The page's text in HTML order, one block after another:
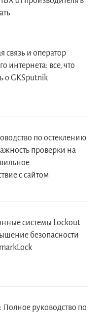
связь и оператор
интернета: все, что
о GKSputnik
по остеклению
проверки на
с сайтом
системы Lockout
безопасности
руководство по